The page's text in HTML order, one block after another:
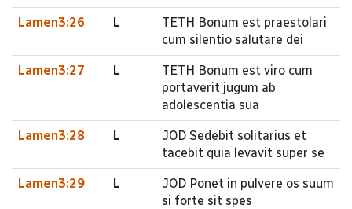
Lamen3:26 L
TETH Bonum est praestolari
cum silentio salutare dei
Lamen3:27 L
TETH Bonum est viro cum
portaverit jugum ab
adolescentia sua
Lamen3:28 L
JOD Sedebit solitarius et
tacebit quia levavit super se
Lamen3:29 L
JOD Ponet in pulvere os suum
si forte sit spes